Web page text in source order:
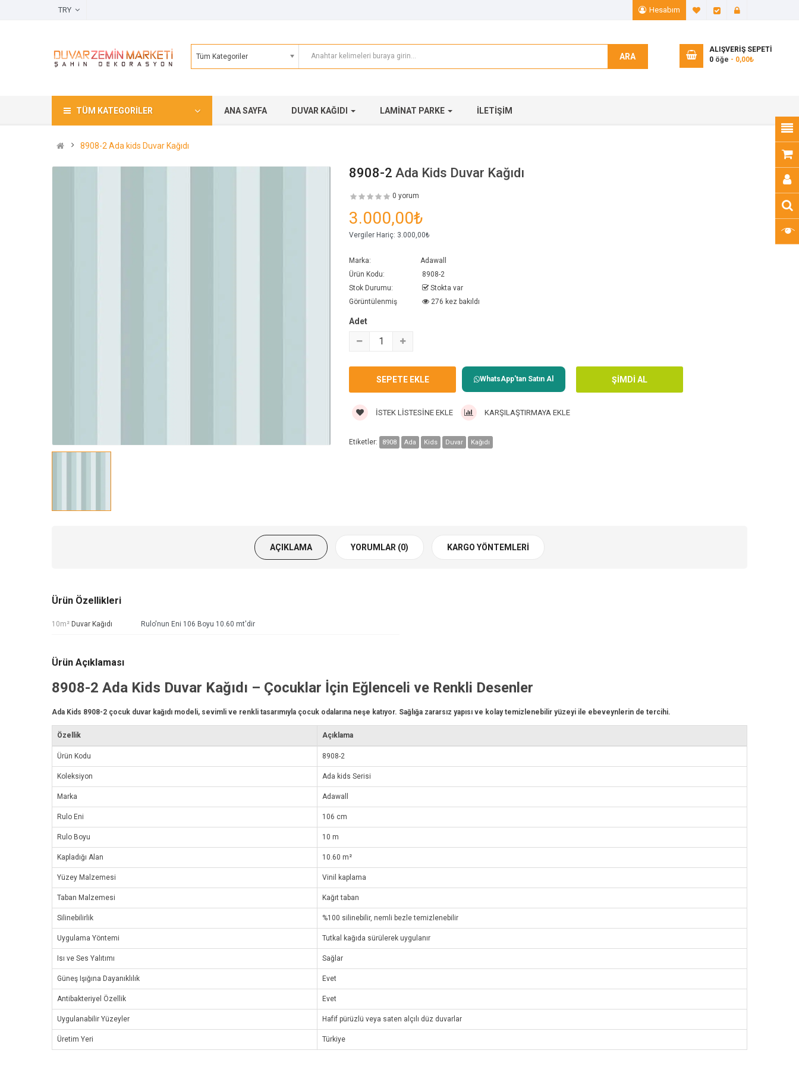
Hesabım A. Listem (0)
Ödeme
Tüm Kategoriler ARA
ALIŞVERIŞ SEPETI
0 öğe - 0,00₺
TÜM KATEGORILER ANA SAYFA DUVAR KAĞIDI LAMINAT PARKE İLETIŞIM
8908-2 Ada kids Duvar Kağıdı
8908-2 Ada Kids Duvar Kağıdı
0 yorum
3.000,00₺
Vergiler Hariç: 3.000,00₺
Marka:
Adawall
Ürün Kodu:
8908-2
Stok Durumu:
Stokta var
Görüntülenmiş
276 kez bakıldı
Adet
WhatsApp'tan Satın Al
İSTEK LISTESINE EKLE KARŞILAŞTIRMAYA EKLE
Etiketler: 8908 Ada Kids Duvar Kağıdı
AÇIKLAMA YORUMLAR (0) KARGO YÖNTEMLERI
Ürün Özellikleri
10m² Duvar Kağıdı Rulo'nun Eni 106 Boyu 10.60 mt'dir
Ürün Açıklaması
8908-2 Ada Kids Duvar Kağıdı – Çocuklar İçin Eğlenceli ve Renkli Desenler
Ada Kids 8908-2 çocuk duvar kağıdı modeli, sevimli ve renkli tasarımıyla çocuk odalarına neşe katıyor. Sağlığa zararsız yapısı ve kolay temizlenebilir yüzeyi ile ebeveynlerin de tercihi.
Özellik Açıklama
Ürün Kodu 8908-2
Koleksiyon Ada kids Serisi
Marka Adawall
Rulo Eni 106 cm
Rulo Boyu 10 m
Kapladığı Alan 10.60 m²
Yüzey Malzemesi Vinil kaplama
Taban Malzemesi Kağıt taban
Silinebilirlik %100 silinebilir, nemli bezle temizlenebilir
Uygulama Yöntemi Tutkal kağıda sürülerek uygulanır
Isı ve Ses Yalıtımı Sağlar
Güneş Işığına Dayanıklılık Evet
Antibakteriyel Özellik Evet
Uygulanabilir Yüzeyler Hafif pürüzlü veya saten alçılı düz duvarlar
Üretim Yeri Türkiye